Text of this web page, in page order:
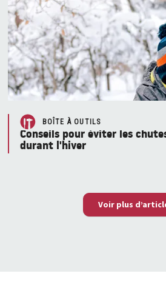
BOÎTE À OUTILS
Conseils pour éviter les
durant l'hiver
Voir plus